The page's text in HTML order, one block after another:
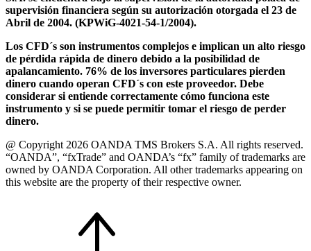
supervisión financiera según su autorización otorgada el 23 de
Abril de 2004. (KPWiG-4021-54-1/2004).
Los CFD´s son instrumentos complejos e implican un alto riesgo
de pérdida rápida de dinero debido a la posibilidad de
apalancamiento. 76% de los inversores particulares pierden
dinero cuando operan CFD´s con este proveedor. Debe
considerar si entiende correctamente cómo funciona este
instrumento y si se puede permitir tomar el riesgo de perder
dinero.
@ Copyright 2026 OANDA TMS Brokers S.A. All rights reserved.
“OANDA”, “fxTrade” and OANDA’s “fx” family of trademarks are
owned by OANDA Corporation. All other trademarks appearing on
this website are the property of their respective owner.